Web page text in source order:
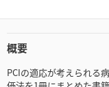
概要
PCIの適応が考えられる